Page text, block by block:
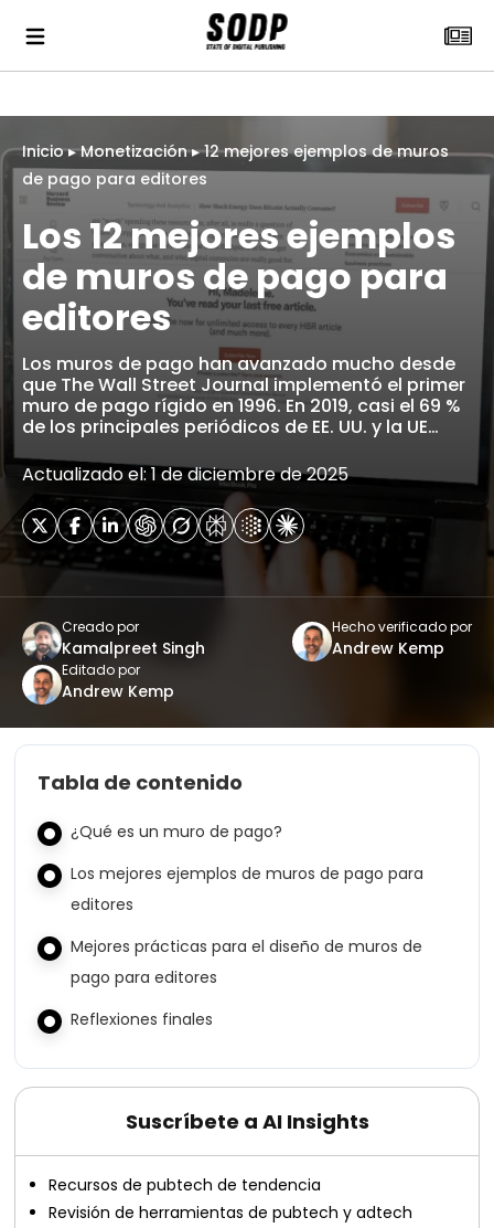
Inicio▸Monetización▸12 mejores ejemplos de muros
de pago para editores
Los 12 mejores ejemplos
de muros de pago para
editores
Los muros de pago han avanzado mucho desde
que The Wall Street Journal implementó el primer
muro de pago rígido en 1996. En 2019, casi el 69 %
de los principales periódicos de EE. UU. y la UE…
Actualizado el: 1 de diciembre de 2025
Creado por
Kamalpreet Singh
Hecho verificado por
Andrew Kemp
Editado por
Andrew Kemp
Tabla de contenido
¿Qué es un muro de pago?
Los mejores ejemplos de muros de pago para
editores
Mejores prácticas para el diseño de muros de
pago para editores
Reflexiones finales
Suscríbete a AI Insights
Recursos de pubtech de tendencia
Revisión de herramientas de pubtech y adtech